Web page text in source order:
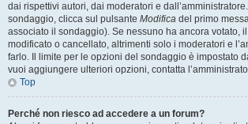
dai rispettivi autori, dai moderatori e
sondaggio, clicca sul pulsante Modifica del primo
associato il sondaggio). Se nessuno ha ancora votato,
modificato o cancellato, altrimenti solo i moderatori e
farlo. Il limite per le opzioni del sondaggio è impostato
vuoi aggiungere ulteriori opzioni, contatta
Top
Perché non riesco ad accedere a un forum?